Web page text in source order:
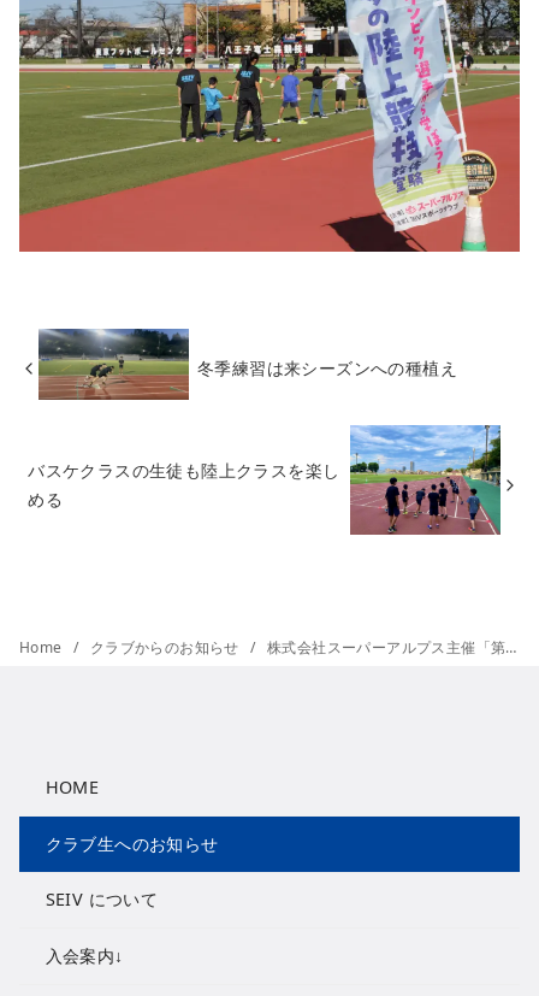
冬季練習は来シーズンへの種植え
バスケクラスの生徒も陸上クラスを楽し
める
Home クラブからのお知らせ 株式会社スーパーアルプス主催「第5回 夢の陸上競技体験教室」が開催されました（運営：SEIVスポーツクラブ）
HOME
クラブ生へのお知らせ
SEIV について
入会案内↓